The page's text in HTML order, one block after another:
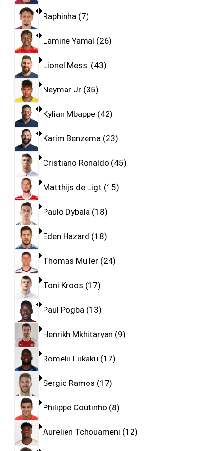
Raphinha 7
Lamine Yamal 26
Lionel Messi 43
Neymar Jr 35
Kylian Mbappe 42
Karim Benzema 23
Cristiano Ronaldo 45
Matthijs de Ligt 15
Paulo Dybala 18
Eden Hazard 18
Thomas Muller 24
Toni Kroos 17
Paul Pogba 13
Henrikh Mkhitaryan 9
Romelu Lukaku 17
Sergio Ramos 17
Philippe Coutinho 8
Aurelien Tchouameni 12